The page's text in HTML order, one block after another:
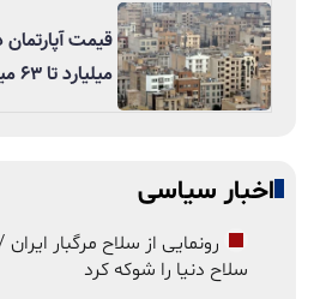
میلیارد تا ۶۳ میلیارد تومان
اخبار سیاسی
رونمایی از سلاح مرگبار
سلاح دنیا را شوکه کرد